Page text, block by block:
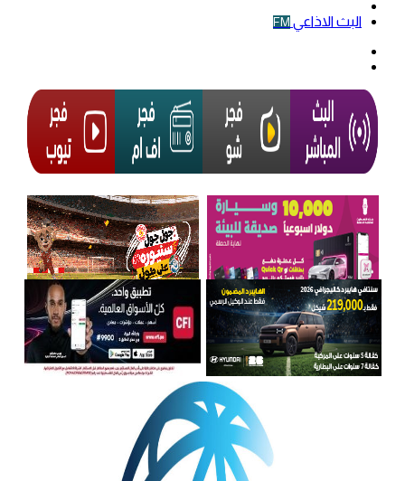
البث الاذاعي FM